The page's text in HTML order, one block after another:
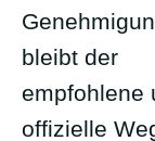
bleibt der
empfohlene
offizielle